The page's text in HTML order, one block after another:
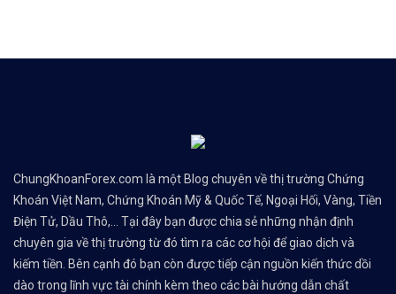
ChungKhoanForex.com là một Blog chuyên về thị trường Chứng
Khoán Việt Nam, Chứng Khoán Mỹ & Quốc Tế, Ngoại Hối, Vàng, Tiền
Điện Tử, Dầu Thô,... Tại đây bạn được chia sẻ những nhận định
chuyên gia về thị trường từ đó tìm ra các cơ hội để giao dịch và
kiếm tiền. Bên cạnh đó bạn còn được tiếp cận nguồn kiến thức dồi
dào trong lĩnh vực tài chính kèm theo các bài hướng dẫn chất